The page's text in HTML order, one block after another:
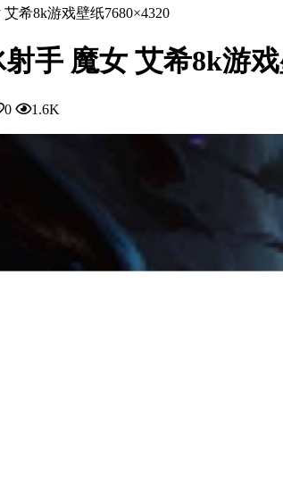
希8k游戏壁纸7680×4320
手 魔女 艾希8k游戏
0 1.6K